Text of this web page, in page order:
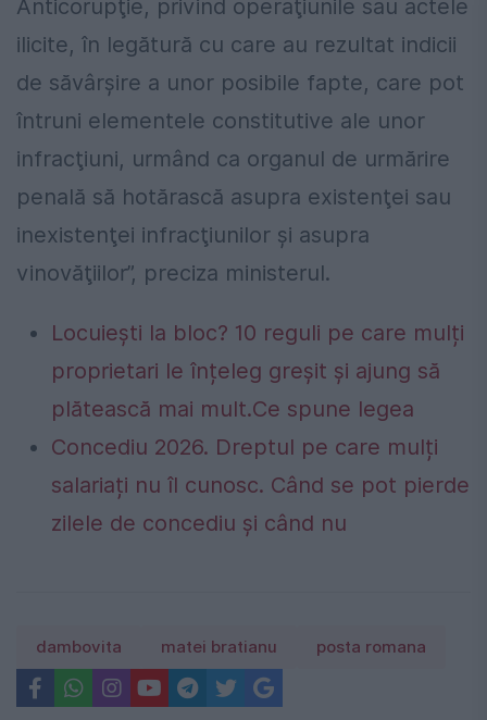
Anticorupţie, privind operaţiunile sau actele
ilicite, în legătură cu care au rezultat indicii
de săvârşire a unor posibile fapte, care pot
întruni elementele constitutive ale unor
infracţiuni, urmând ca organul de urmărire
penală să hotărască asupra existenţei sau
inexistenţei infracţiunilor şi asupra
vinovăţiilor”, preciza ministerul.
Locuiești la bloc? 10 reguli pe care mulți
proprietari le înțeleg greșit și ajung să
plătească mai mult.Ce spune legea
Concediu 2026. Dreptul pe care mulți
salariați nu îl cunosc. Când se pot pierde
zilele de concediu și când nu
dambovita matei bratianu posta romana